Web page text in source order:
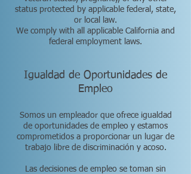
status protected by applicable federal, state,
or local law.
We comply with all applicable California and
federal employment laws.
Igualdad de Oportunidades de
Empleo
Somos un empleador que ofrece igualdad
de oportunidades de empleo y estamos
comprometidos a proporcionar un lugar de
trabajo libre de discriminación y acoso.
Las decisiones de empleo se toman sin